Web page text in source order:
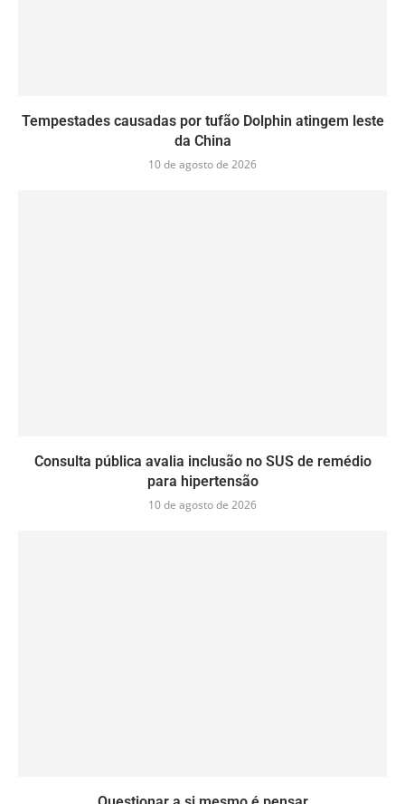
Tempestades causadas por tufão Dolphin atingem leste
da China
10 de agosto de 2026
Consulta pública avalia inclusão no SUS de remédio
para hipertensão
10 de agosto de 2026